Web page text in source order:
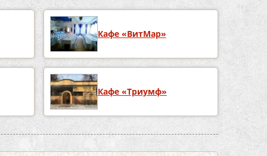
Кафе «ВитМар»
Кафе «Триумф»